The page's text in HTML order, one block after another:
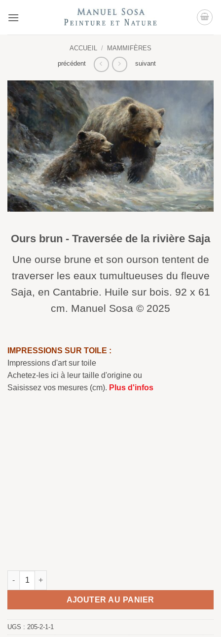
ACCUEIL / MAMMIFÈRES
précédent suivant
Ours brun - Traversée de la rivière Saja
Une ourse brune et son ourson tentent de
traverser les eaux tumultueuses du fleuve
Saja, en Cantabrie. Huile sur bois. 92 x 61
cm. Manuel Sosa © 2025
IMPRESSIONS SUR TOILE :
Impressions d'art sur toile
Achetez-les ici à leur taille d'origine ou
Saisissez vos mesures (cm). Plus d'infos
quantité de Oso Pardo - Traversée de la rivière Saja
AJOUTER AU PANIER
UGS : 205-2-1-1